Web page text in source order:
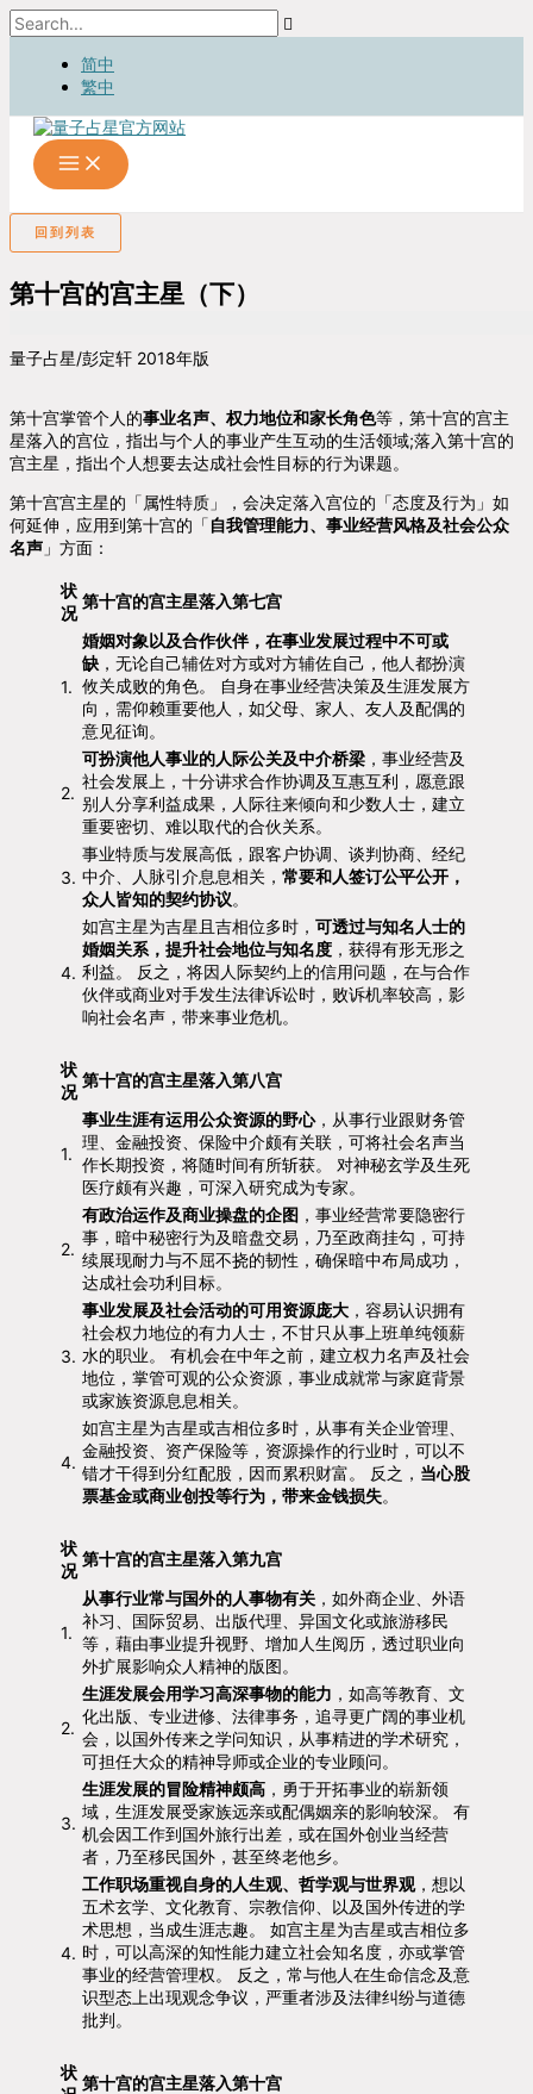
跳
至
Search...
简中
繁中
回到列表
第十宫的宫主星（下）
量子占星/彭定轩 2018年版
第十宫掌管个人的事业名声、权力地位和家长角色等，第十宫的宫主
星落入的宫位，指出与个人的事业产生互动的生活领域;落入第十宫的
宫主星，指出个人想要去达成社会性目标的行为课题。
第十宫宫主星的「属性特质」，会决定落入宫位的「态度及行为」如
何延伸，应用到第十宫的「自我管理能力、 事业经营风格及社会公众
名声 」方面：
状
况
第十宫的宫主星落入第七宫
1.
婚姻对象以及合作伙伴，在事业发展过程中不可或
缺 ，无论自己辅佐对方或对方辅佐自己，他人都扮演
攸关成败的角色。 自身在事业经营决策及生涯发展方
向，需仰赖重要他人，如父母、家人、友人及配偶的
意见征询。
2.
可扮演他人事业的人际公关及中介桥梁 ，事业经营及
社会发展上，十分讲求合作协调及互惠互利，愿意跟
别人分享利益成果，人际往来倾向和少数人士，建立
重要密切、难以取代的合伙关系。
3.
事业特质与发展高低，跟客户协调、谈判协商、经纪
中介、人脉引介息息相关， 常要和人签订公平公开，
众人皆知的契约协议。
4.
如宫主星为吉星且吉相位多时， 可透过与知名人士的
婚姻关系，提升社会地位与知名度 ，获得有形无形之
利益。 反之，将因人际契约上的信用问题，在与合作
伙伴或商业对手发生法律诉讼时，败诉机率较高，影
响社会名声，带来事业危机。
状
况
第十宫的宫主星落入第八宫
1.
事业生涯有运用公众资源的野心，从事行业跟财务管
理、金融投资、保险中介颇有关联，可将社会名声当
作长期投资，将随时间有所斩获。 对神秘玄学及生死
医疗颇有兴趣，可深入研究成为专家。
2.
有政治运作及商业操盘的企图 ，事业经营常要隐密行
事，暗中秘密行为及暗盘交易，乃至政商挂勾，可持
续展现耐力与不屈不挠的韧性，确保暗中布局成功，
达成社会功利目标。
3.
事业发展及社会活动的可用资源庞大 ，容易认识拥有
社会权力地位的有力人士，不甘只从事上班单纯领薪
水的职业。 有机会在中年之前，建立权力名声及社会
地位，掌管可观的公众资源，事业成就常与家庭背景
或家族资源息息相关。
4.
如宫主星为吉星或吉相位多时，从事有关企业管理、
金融投资、资产保险等，资源操作的行业时，可以不
错才干得到分红配股，因而累积财富。 反之， 当心股
票基金或商业创投等行为，带来金钱损失。
状
况
第十宫的宫主星落入第九宫
1.
从事行业常与国外的人事物有关 ，如外商企业、外语
补习、国际贸易、出版代理、异国文化或旅游移民
等，藉由事业提升视野、增加人生阅历，透过职业向
外扩展影响众人精神的版图。
2.
生涯发展会用学习高深事物的能力 ，如高等教育、文
化出版、专业进修、法律事务，追寻更广阔的事业机
会，以国外传来之学问知识，从事精进的学术研究，
可担任大众的精神导师或企业的专业顾问。
3.
生涯发展的冒险精神颇高 ，勇于开拓事业的崭新领
域，生涯发展受家族远亲或配偶姻亲的影响较深。 有
机会因工作到国外旅行出差，或在国外创业当经营
者，乃至移民国外，甚至终老他乡。
4.
工作职场重视自身的人生观、哲学观与世界观，想以
五术玄学、文化教育、宗教信仰、以及国外传进的学
术思想，当成生涯志趣。 如宫主星为吉星或吉相位多
时，可以高深的知性能力建立社会知名度，亦或掌管
事业的经营管理权。 反之，常与他人在生命信念及意
识型态上出现观念争议，严重者涉及法律纠纷与道德
批判。
状
第十宫的宫主星落入第十宫